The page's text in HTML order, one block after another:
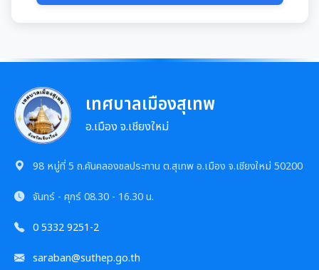
คลินิกจริยธรรม
ซักซ้อมแนวทางปฏิบัติการใช้รถยนต์ของอปท.
ความก้าวหน้าการจัดซื้อจัดจ้างหรือการจัดหาพัสดุ
ทรัพย
การบริหารและพัฒนาทรัพยากรบุคคล
หลักเกณฑ์การบริหารและพัฒนาทรัพยากรบุคคล
แผนการบริหารและพัฒนาทรัพยากรบุคคล
รายงานผลการบริหารและพัฒนาทรัพยากรบุคคล
การขับเคลื่อนจริยธรรม
องค์กรสุขภาวะ (Happy Workplace)
การป้องกันการทุจริต
แนวปฏิบัติการจัดการเรื่องร้องเรียนการทุจริตฯ
ข้อมูลสถิติเรื่องร้องเรียนการทุจริตและประพฤติมิชอบ
นโยบายไม่รับของขวัญ
ภารกิจของหน่วยงาน
การขับเคลื่อนนโยบาย No Gift Policy
หน้าที่
รายงานผลการดำเนินงานตามนโยบาย No Gift
Policy
การนำผลการประเมิน ITA ไปสู่การพัฒนาองค์กร
รายงานผลการดำเนินการเพื่อส่งเสริมคุณธรรมและ
แผนปฏิบัติการป้องกันการทุจริต
กฏหมายที่เกี่ยวข้อง
เทศบาลเมืองสุเทพ
อ.เมือง จ.เชียงใหม่
98 หมู่ที่ 5 ถ.คันคลองชลประทาน ต.สุเทพ อ.เมือง จ.เชียงใหม่ 50200
จันทร์ - ศุกร์08.30 - 16.30 น.
0 5332 9251-2
saraban@suthep.go.th